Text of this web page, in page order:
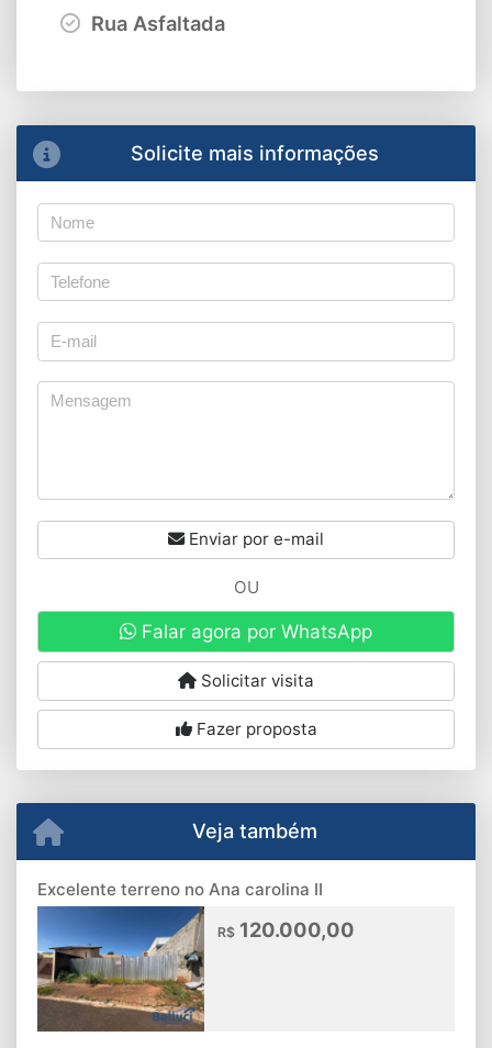
Rua Asfaltada
Solicite mais informações
Enviar por e-mail
OU
Falar agora por WhatsApp
Solicitar visita
Fazer proposta
Veja também
Excelente terreno no Ana carolina II
R$ 120.000,00